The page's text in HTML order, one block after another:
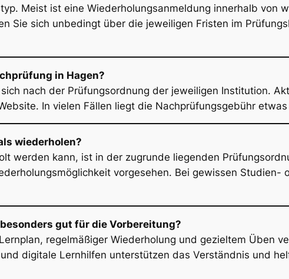
Meist ist eine Wiederholungsanmeldung innerhalb von
Sie sich unbedingt über die jeweiligen Fristen im
in Hagen?
nach der Prüfungsordnung der jeweiligen Institution.
In vielen Fällen liegt die Nachprüfungsgebühr
wiederholen?
werden kann, ist in der zugrunde liegenden
vorgesehen. Bei gewissen
gut für die Vorbereitung?
regelmäßiger Wiederholung und gezieltem Üben
digitale Lernhilfen unterstützen das Verständnis und